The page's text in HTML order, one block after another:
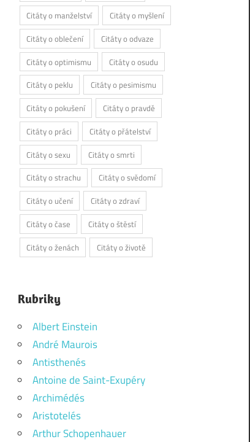
Citáty o manželství
Citáty o myšlení
Citáty o oblečení
Citáty o odvaze
Citáty o optimismu
Citáty o osudu
Citáty o peklu
Citáty o pesimismu
Citáty o pokušení
Citáty o pravdě
Citáty o práci
Citáty o přátelství
Citáty o sexu
Citáty o smrti
Citáty o strachu
Citáty o svědomí
Citáty o učení
Citáty o zdraví
Citáty o čase
Citáty o štěstí
Citáty o ženách
Citáty o životě
Rubriky
Albert Einstein
André Maurois
Antisthenés
Antoine de Saint-Exupéry
Archimédés
Aristotelés
Arthur Schopenhauer